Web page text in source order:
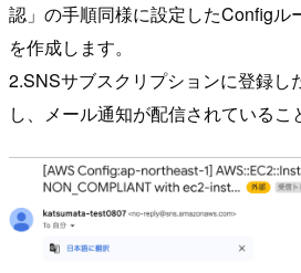
認」の手順同様に設定したConfigル
を作成します。
2.SNSサブスクリプションに登録し
し、メール通知が配信されているこ